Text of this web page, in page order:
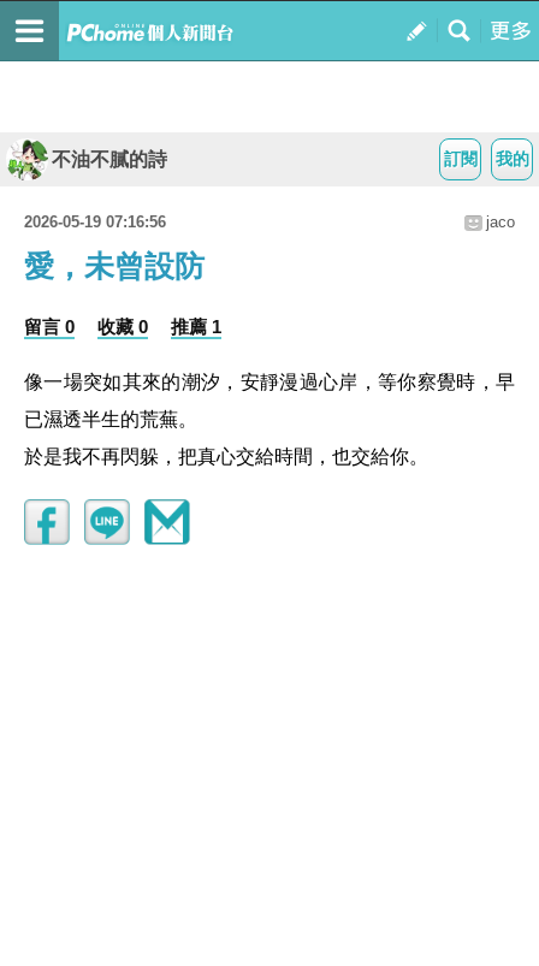
我的
訂閱
不油不膩的詩
2026-05-19 07:16:56 jaco
愛，未曾設防
留言 0 收藏 0 推薦 1
像一場突如其來的潮汐，安靜漫過心岸，等你察覺時，早
已濕透半生的荒蕪。
於是我不再閃躲，把真心交給時間，也交給你。